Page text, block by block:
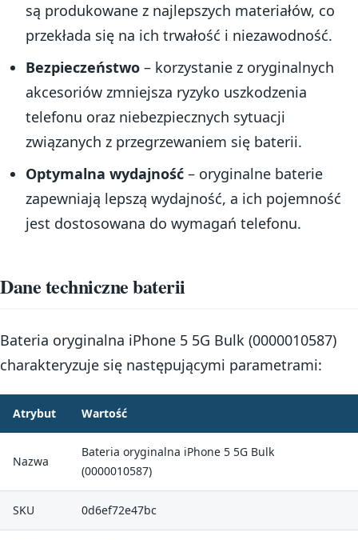
są produkowane z najlepszych materiałów, co
przekłada się na ich trwałość i niezawodność.
Bezpieczeństwo– korzystanie z oryginalnych
akcesoriów zmniejsza ryzyko uszkodzenia
telefonu oraz niebezpiecznych sytuacji
związanych z przegrzewaniem się baterii.
Optymalna wydajność– oryginalne baterie
zapewniają lepszą wydajność, a ich pojemność
jest dostosowana do wymagań telefonu.
Dane techniczne baterii
Bateria oryginalna iPhone 5 5G Bulk (0000010587)
charakteryzuje się następującymi parametrami:
Atrybut Wartość
Nazwa
Bateria oryginalna iPhone 5 5G Bulk
(0000010587)
SKU 0d6ef72e47bc